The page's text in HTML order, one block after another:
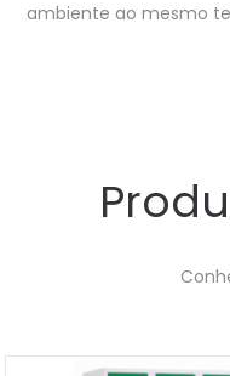
ambiente ao mesmo